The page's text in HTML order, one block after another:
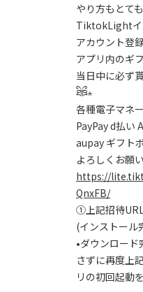
やり方もとて
TiktokLightイ
アカウント登
アプリ内のギ
当日中に必ず
ཐིཋྀ⋆
各種電子マネ
PayPay d払い
aupay ギフト
よろしくお願
https://
QnxFB/
①上記招待
(インストール
•ダウンロー
さずに再度上
リの初回起動